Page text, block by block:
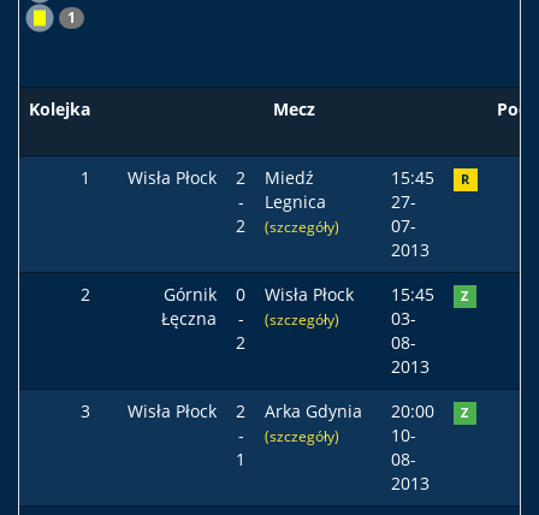
1
Kolejka Mecz
1 Wisła Płock
2
-
2
Miedź
Legnica
(szczegóły)
15:45
27-
07-
2013
R
2
Górnik
Łęczna
0
-
2
Wisła Płock
(szczegóły)
15:45
03-
08-
2013
Z
3 Wisła Płock
2
-
1
Arka Gdynia
(szczegóły)
20:00
10-
08-
2013
Z